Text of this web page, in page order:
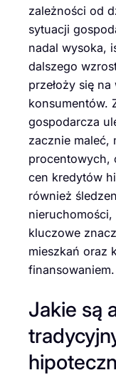
zależności od
sytuacji
nadal wysoka,
dalszego
przełoży się
konsumentów.
gospodarcza
zacznie maleć,
procentowych,
cen kredytów
również
kluczowe
mieszkań oraz
finansowaniem.
Jakie są